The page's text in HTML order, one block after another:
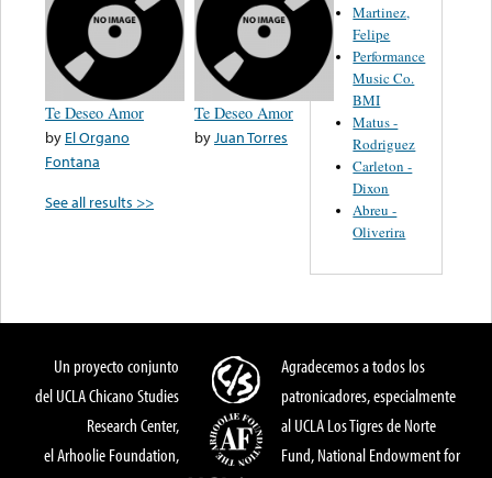
Te Deseo Amor
by El Organo
Fontana
Te Deseo Amor
byJuan Torres
See all results >>
Martinez,
Felipe
Performance
Music Co.
BMI
Matus -
Rodriguez
Carleton -
Dixon
Abreu -
Oliverira
Un proyecto conjunto
del UCLA Chicano Studies
Research Center,
el Arhoolie Foundation,
Agradecemos a todos los
patronicadores, especialmente
al UCLA Los Tigres de Norte
Fund, National Endowment for